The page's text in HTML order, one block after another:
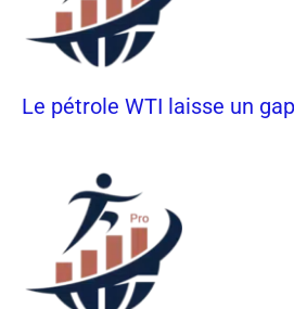
Le pétrole WTI laisse un